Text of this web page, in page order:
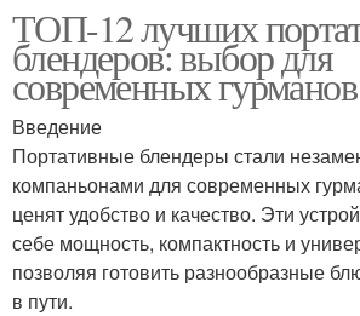
ТОП-12 лучших
блендеров: выбор для
современных гурманов
Введение
Портативные блендеры стали
компаньонами для современных
ценят удобство и качество. Эти
себе мощность, компактность и
позволяя готовить разнообразные
в пути.